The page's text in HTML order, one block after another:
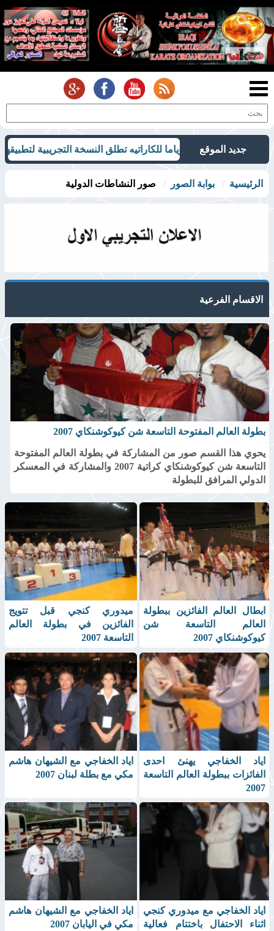
جديد الموقع
أوياما للكاراتيه تطلق النسخة التجريبية لتطبيقها الإلكتروني
الرئيسية بوابة الصور صور النشاطات الدولية
الاقسام الفرعية
بطولة العالم المفتوحة التاسعة شن كيوكوشنكاي 2007
يحوي هذا القسم صور من المشاركة في بطولة العالم المفتوحة
التاسعة شن كيوكوشنكاي كراتية 2007 والمشاركة في المعسكر
الدولي المرافق للبطولة
ابطال العالم الفائزين ببطولة
العالم التاسعة شن
كيوكوشنكاي 2007
ميدوري كنجي قبل تتويج
الفائزين في بطولة العالم
التاسعة 2007
اياد الخفاجي يهنئ احدى
الفائزات ببطولة العالم التاسعة
2007
اياد الخفاجي مع الشيهان هاشم
مكي مع بطلة لبنان 2007
اياد الخفاجي مع ميدوري كنجي
اثناء الاحتفال باختتام فعالية
اياد الخفاجي مع الشيهان هاشم
مكي في اليابان 2007